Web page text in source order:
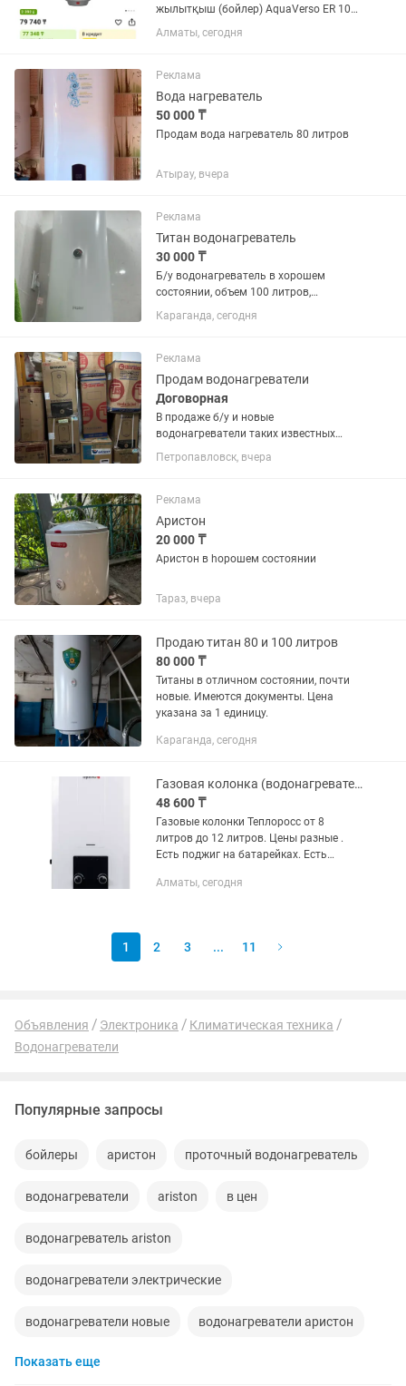
жылытқыш (бойлер) AquaVerso ER 105
V ✅ Көлемі – 105 литр ✅ Тік
(вертикалды) орнатылады ✅ Үлкен
қорабында ашылмаған су жаңа
Алматы, сегодня
Реклама
Вода нагреватель
50 000 ₸
Продам вода нагреватель 80 литров
Атырау, вчера
Реклама
Титан водонагреватель
30 000 ₸
Б/у водонагреватель в хорошем
состоянии, объем 100 литров,
самовывоз
Караганда, сегодня
Реклама
Продам водонагреватели
Договорная
В продаже б/у и новые
водонагреватели таких известных
брендов как Ariston, Thermex, Shivaki,
Oasis, Deluxe, Garanterm
Петропавловск, вчера
Реклама
Аристон
20 000 ₸
Аристон в һорошем состоянии
Тараз, вчера
Продаю титан 80 и 100 литров
80 000 ₸
Титаны в отличном состоянии, почти
новые. Имеются документы. Цена
указана за 1 единицу.
Караганда, сегодня
Газовая колонка (водонагреватель) Teploross
48 600 ₸
Газовые колонки Теплоросс от 8
литров до 12 литров. Цены разные .
Есть поджиг на батарейках. Есть
комплектуются дымоходом.
Алматы, сегодня
1 2 3 ... 11
Объявления Электроника
Климатическая техника
Водонагреватели
Популярные запросы
бойлеры аристон проточный водонагреватель
водонагреватели ariston в цен
водонагреватель ariston
водонагреватели электрические
водонагреватели новые водонагреватели аристон
проточный
Показать еще